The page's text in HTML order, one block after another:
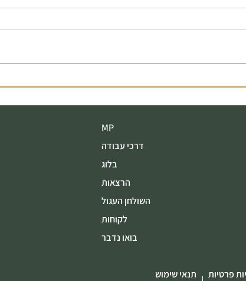
הוא חלק ממנו
MP
דרכי עבודה
בלוג
הרצאות
השולחן העגול
לקוחות
בואו נדבר
פרטיות תנאי שימוש